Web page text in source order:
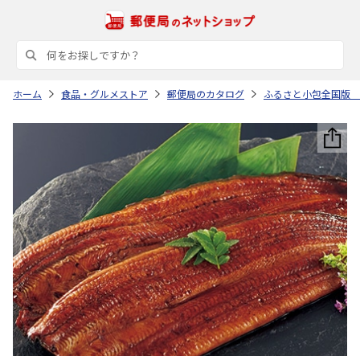
ホーム 食品・グルメストア 郵便局のカタログ ふるさと小包全国版